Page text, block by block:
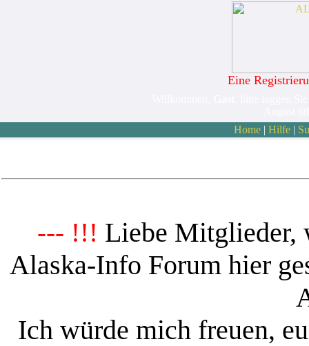
Eine
Home| Hilfe|
--- !!! Liebe Mitglieder,
Alaska-Info Forum hier
Ich würde mich freuen,